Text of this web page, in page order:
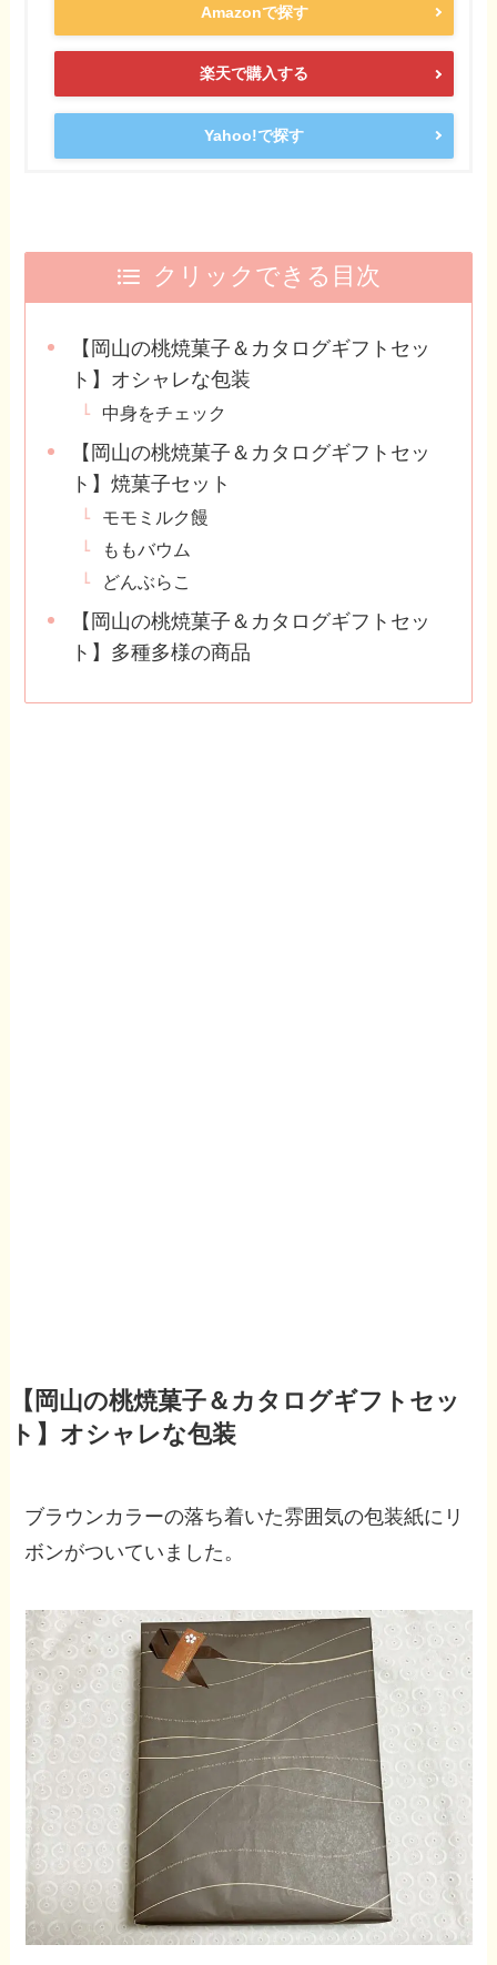
Amazonで探す
楽天で購入する
Yahoo!で探す
クリックできる目次
【岡山の桃焼菓子＆カタログギフトセッ
ト】オシャレな包装
中身をチェック
【岡山の桃焼菓子＆カタログギフトセッ
ト】焼菓子セット
モモミルク饅
ももバウム
どんぶらこ
【岡山の桃焼菓子＆カタログギフトセッ
ト】多種多様の商品
【岡山の桃焼菓子＆カタログギフトセッ
ト】オシャレな包装
ブラウンカラーの落ち着いた雰囲気の包装紙にリ
ボンがついていました。